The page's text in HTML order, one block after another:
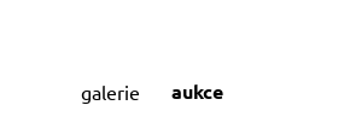
galerie aukce